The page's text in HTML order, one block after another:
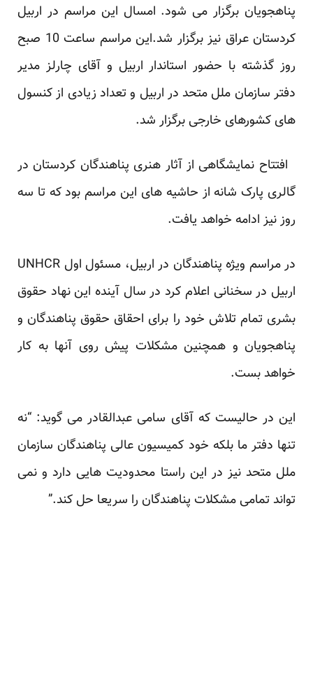
پناهجویان برگزار می شود. امسال این مراسم در اربیل
کردستان عراق نیز برگزار شد.این مراسم ساعت 10 صبح
روز گذشته با حضور استاندار اربیل و آقای چارلز مدیر
دفتر سازمان ملل متحد در اربیل و تعداد زیادی از کنسول
های کشورهای خارجی برگزار شد.
افتتاح نمایشگاهی از آثار هنری پناهندگان کردستان در
گالری پارک شانه از حاشیه های این مراسم بود که تا سه
روز نیز ادامه خواهد یافت.
در مراسم ویژه پناهندگان در اربیل، مسئول اول UNHCR
اربیل در سخنانی اعلام کرد در سال آینده این نهاد حقوق
بشری تمام تلاش خود را برای احقاق حقوق پناهندگان و
پناهجویان و همچنین مشکلات پیش روی آنها به کار
خواهد بست.
این در حالیست که آقای سامی عبدالقادر می گوید: “نه
تنها دفتر ما بلکه خود کمیسیون عالی پناهندگان سازمان
ملل متحد نیز در این راستا محدودیت هایی دارد و نمی
تواند تمامی مشکلات پناهندگان را سریعا حل کند.”